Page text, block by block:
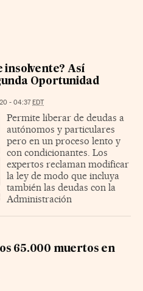
insolvente? Así
Oportunidad
- 04:37 EDT
Permite liberar de deudas a
autónomos y particulares
pero en un proceso lento y
con condicionantes. Los
expertos reclaman modificar
la ley de modo que incluya
también las deudas con la
Administración
65.000 muertos en